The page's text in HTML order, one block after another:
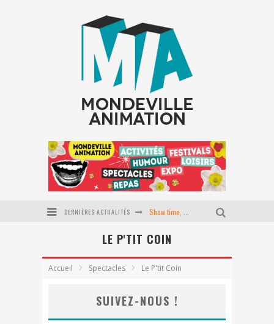
DERNIÈRES ACTUALITÉS Show time, école du P'tit coin
Journée tapisserie d'ameublement
LE P'TIT COIN
Accueil Spectacles Le P'tit Coin
SUIVEZ-NOUS !